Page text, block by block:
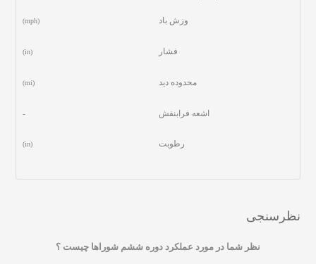
وزش باد (mph)
فشار (in)
محدوده دید (mi)
اشعه فرابنفش -
رطوبت (in)
نظرسنجی
نظر شما در مورد عملکرد دوره ششم شوراها چیست ؟